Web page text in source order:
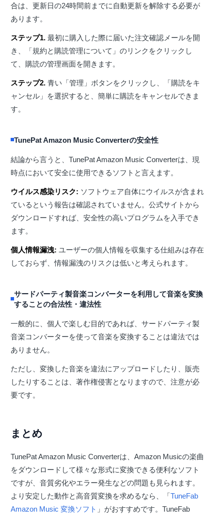
合は、更新日の24時間前までに自動更新を解除する必要が
あります。
ステップ1.最初に購入した際に届いた注文確認メールを開
き、「規約と購読管理について」のリンクをクリックし
て、購読の管理画面を開きます。
ステップ2.青い「管理」ボタンをクリックし、「購読をキ
ャンセル」を選択すると、簡単に購読をキャンセルできま
す。
TunePat Amazon Music Converterの安全性
結論から言うと、TunePat Amazon Music Converterは、現
時点において安全に使用できるソフトと言えます。
ウイルス感染リスク: ソフトウェア自体にウイルスが含まれ
ているという報告は確認されていません。公式サイトから
ダウンロードすれば、安全性の高いプログラムを入手でき
ます。
個人情報漏洩: ユーザーの個人情報を収集する仕組みは存在
しておらず、情報漏洩のリスクは低いと考えられます。
サードパーティ製音楽コンバーターを利用して音楽を変換
することの合法性・違法性
一般的に、個人で楽しむ目的であれば、サードパーティ製
音楽コンバーターを使って音楽を変換することは違法では
ありません。
ただし、変換した音楽を違法にアップロードしたり、販売
したりすることは、著作権侵害となりますので、注意が必
要です。
まとめ
TunePat Amazon Music Converterは、Amazon Musicの楽曲
をダウンロードして様々な形式に変換できる便利なソフト
ですが、音質劣化やエラー発生などの問題も見られます。
より安定した動作と高音質変換を求めるなら、「TuneFab
Amazon Music 変換ソフト 」がおすすめです。TuneFab